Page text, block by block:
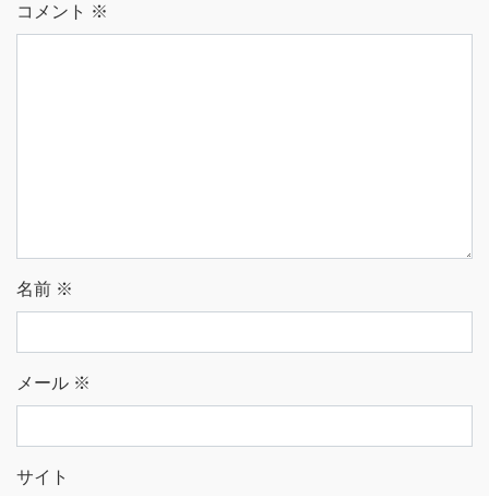
コメント ※
名前 ※
メール ※
サイト